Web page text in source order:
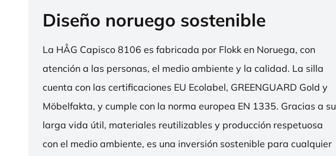
Diseño noruego sostenible
La HÅG Capisco 8106 es fabricada por Flokk en Noruega, con
atención a las personas, el medio ambiente y la calidad. La silla
cuenta con las certificaciones EU Ecolabel, GREENGUARD Gold y
Möbelfakta, y cumple con la norma europea EN 1335. Gracias a su
larga vida útil, materiales reutilizables y producción respetuosa
con el medio ambiente, es una inversión sostenible para cualquier